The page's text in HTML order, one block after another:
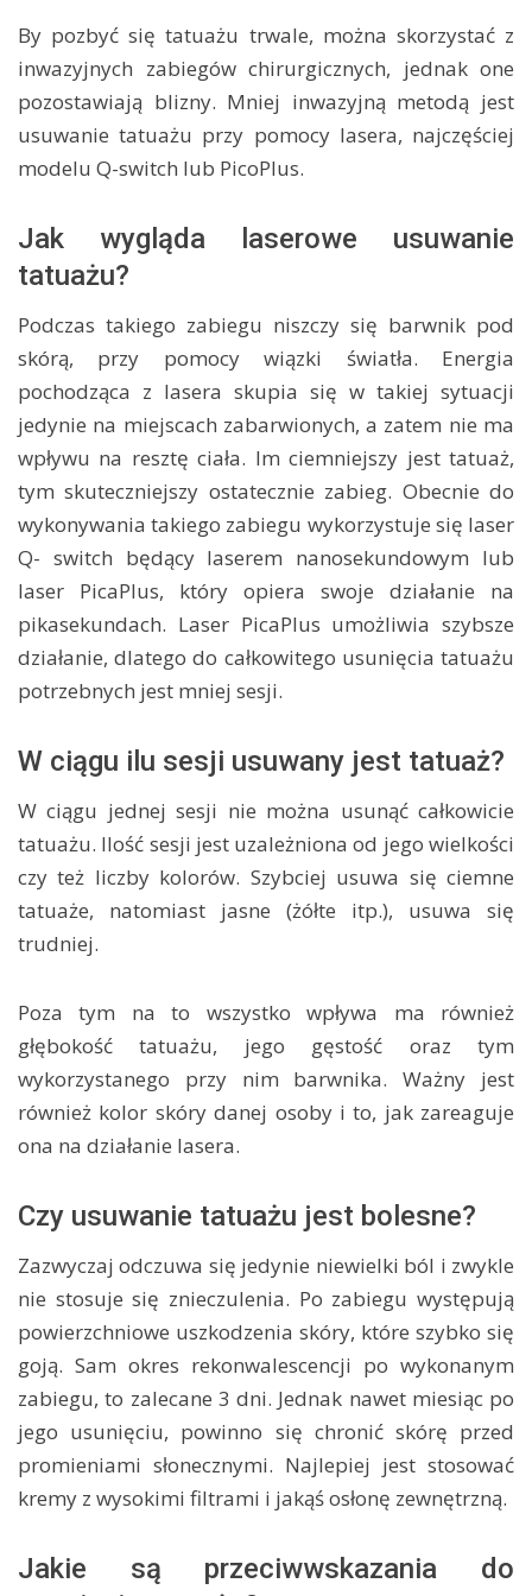
By pozbyć się tatuażu trwale, można skorzystać z
inwazyjnych zabiegów chirurgicznych, jednak one
pozostawiają blizny. Mniej inwazyjną metodą jest
usuwanie tatuażu przy pomocy lasera, najczęściej
modelu Q-switch lub PicoPlus.
Jak wygląda laserowe usuwanie
tatuażu?
Podczas takiego zabiegu niszczy się barwnik pod
skórą, przy pomocy wiązki światła. Energia
pochodząca z lasera skupia się w takiej sytuacji
jedynie na miejscach zabarwionych, a zatem nie ma
wpływu na resztę ciała. Im ciemniejszy jest tatuaż,
tym skuteczniejszy ostatecznie zabieg. Obecnie do
wykonywania takiego zabiegu wykorzystuje się laser
Q- switch będący laserem nanosekundowym lub
laser PicaPlus, który opiera swoje działanie na
pikasekundach. Laser PicaPlus umożliwia szybsze
działanie, dlatego do całkowitego usunięcia tatuażu
potrzebnych jest mniej sesji.
W ciągu ilu sesji usuwany jest tatuaż?
W ciągu jednej sesji nie można usunąć całkowicie
tatuażu. Ilość sesji jest uzależniona od jego wielkości
czy też liczby kolorów. Szybciej usuwa się ciemne
tatuaże, natomiast jasne (żółte itp.), usuwa się
trudniej.
Poza tym na to wszystko wpływa ma również
głębokość tatuażu, jego gęstość oraz tym
wykorzystanego przy nim barwnika. Ważny jest
również kolor skóry danej osoby i to, jak zareaguje
ona na działanie lasera.
Czy usuwanie tatuażu jest bolesne?
Zazwyczaj odczuwa się jedynie niewielki ból i zwykle
nie stosuje się znieczulenia. Po zabiegu występują
powierzchniowe uszkodzenia skóry, które szybko się
goją. Sam okres rekonwalescencji po wykonanym
zabiegu, to zalecane 3 dni. Jednak nawet miesiąc po
jego usunięciu, powinno się chronić skórę przed
promieniami słonecznymi. Najlepiej jest stosować
kremy z wysokimi filtrami i jakąś osłonę zewnętrzną.
Jakie są przeciwwskazania do